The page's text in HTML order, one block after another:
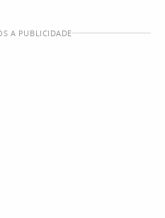
A PUBLICIDADE